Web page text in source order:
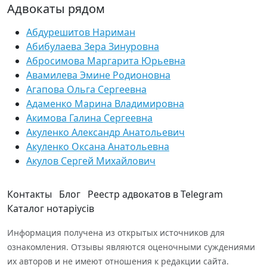
Адвокаты рядом
Абдурешитов Нариман
Абибулаева Зера Зинуровна
Абросимова Маргарита Юрьевна
Авамилева Эмине Родионовна
Агапова Ольга Сергеевна
Адаменко Марина Владимировна
Акимова Галина Сергеевна
Акуленко Александр Анатольевич
Акуленко Оксана Анатольевна
Акулов Сергей Михайлович
Контакты Блог Реестр адвокатов в Telegram
Каталог нотаріусів
Информация получена из открытых источников для
ознакомления. Отзывы являются оценочными суждениями
их авторов и не имеют отношения к редакции сайта.